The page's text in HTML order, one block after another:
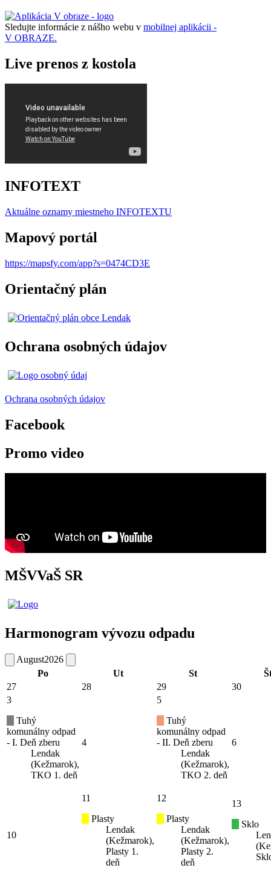
Sledujte informácie z nášho webu v mobilnej aplikácii -
V OBRAZE.
Live prenos z kostola
INFOTEXT
Aktuálne oznamy miestneho INFOTEXTU
Mapový portál
https://mapsfy.com/app?s=0474CD3E
Orientačný plán
Ochrana osobných údajov
Ochrana osobných údajov
Facebook
Promo video
MŠVVaŠ SR
Harmonogram vývozu odpadu
August2026
Po
Ut St
27
28 29
30
3
Tuhý
komunálny odpad
- I. Deň zberu
Lendak
(Kežmarok),
TKO 1. deň
4
5
Tuhý
komunálny odpad
- II. Deň zberu
Lendak
(Kežmarok),
TKO 2. deň
6
10
11
Plasty
Lendak
(Kežmarok),
Plasty 1.
deň
12
Plasty
Lendak
(Kežmarok),
Plasty 2.
deň
13
Sklo